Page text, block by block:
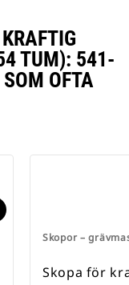
TUM): 541-
OFTA
Skopor –
Skopa för